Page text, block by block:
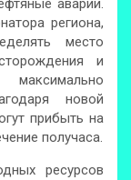
аварии.
региона,
место
и
новой
прибыть на
получаса.
ресурсов